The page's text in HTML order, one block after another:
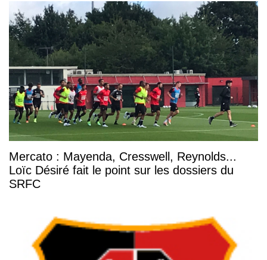
Mercato : Mayenda, Cresswell, Reynolds...
Loïc Désiré fait le point sur les dossiers du
SRFC